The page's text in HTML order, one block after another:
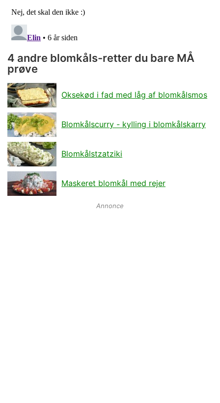
4 andre blomkåls-retter du bare MÅ
prøve
Oksekød i fad med låg af blomkålsmos
Blomkålscurry - kylling i blomkålskarry
Blomkålstzatziki
Maskeret blomkål med rejer
Annonce